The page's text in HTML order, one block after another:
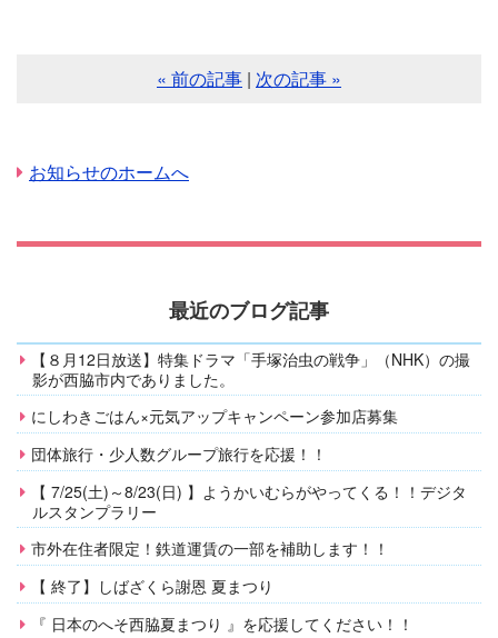
« 前の記事 | 次の記事 »
お知らせのホームへ
最近のブログ記事
【８月12日放送】特集ドラマ「手塚治虫の戦争」（NHK）の撮
影が西脇市内でありました。
にしわきごはん×元気アップキャンペーン参加店募集
団体旅行・少人数グループ旅行を応援！！
【 7/25(土)～8/23(日) 】ようかいむらがやってくる！！デジタ
ルスタンプラリー
市外在住者限定！鉄道運賃の一部を補助します！！
【 終了】しばざくら謝恩 夏まつり
『 日本のへそ西脇夏まつり 』を応援してください！！